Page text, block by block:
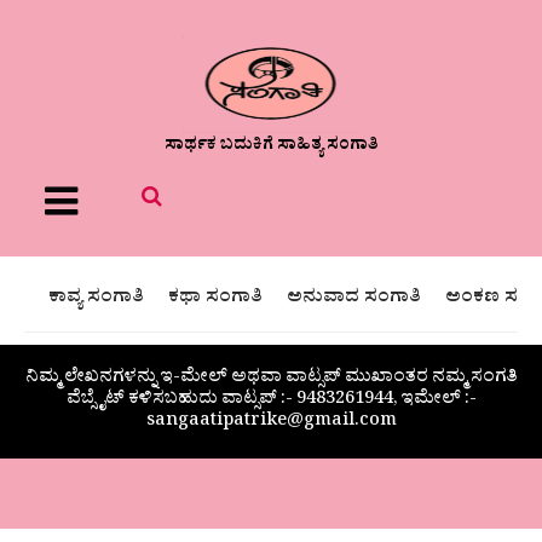
ಸಾರ್ಥಕ ಬದುಕಿಗೆ ಸಾಹಿತ್ಯ ಸಂಗಾತಿ
Menu
ಕಾವ್ಯ ಸಂಗಾತಿ ಕಥಾ ಸಂಗಾತಿ ಅನುವಾದ ಸಂಗಾತಿ ಅಂಕಣ
ನಿಮ್ಮ ಲೇಖನಗಳನ್ನು ಇ-ಮೇಲ್ ಅಥವಾ ವಾಟ್ಸಪ್ ಮುಖಾಂತರ ನಮ್ಮ ಸಂಗತಿ
ವೆಬ್ಸೈಟ್ ಕಳಿಸಬಹುದು ವಾಟ್ಸಪ್‌ :- 9483261944, ಇಮೇಲ್ :-
sangaatipatrike@gmail.com